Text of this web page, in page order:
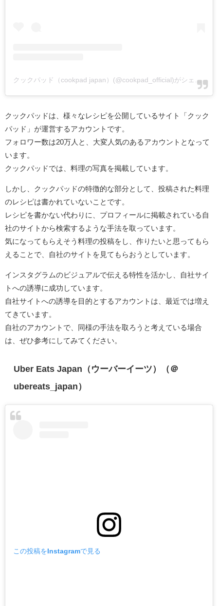
クックパッド（cookpad japan）(@cookpad_official)がシェアした投稿
クックパッドは、様々なレシピを公開しているサイト「クック
パッド」が運営するアカウントです。
フォロワー数は20万人と、大変人気のあるアカウントとなって
います。
クックパッドでは、料理の写真を掲載しています。
しかし、クックパッドの特徴的な部分として、投稿された料理
のレシピは書かれていないことです。
レシピを書かない代わりに、プロフィールに掲載されている自
社のサイトから検索するような手法を取っています。
気になってもらえそう料理の投稿をし、作りたいと思ってもら
えることで、自社のサイトを見てもらおうとしています。
インスタグラムのビジュアルで伝える特性を活かし、自社サイ
トへの誘導に成功しています。
自社サイトへの誘導を目的とするアカウントは、最近では増え
てきています。
自社のアカウントで、同様の手法を取ろうと考えている場合
は、ぜひ参考にしてみてください。
Uber Eats Japan（ウーバーイーツ）（＠
ubereats_japan）
この投稿をInstagramで見る